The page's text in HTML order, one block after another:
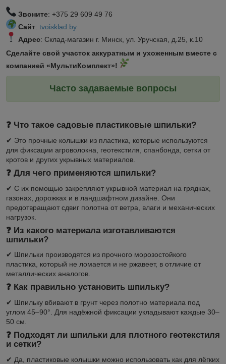
Звоните: +375 29 609 49 76
Сайт: tvoisklad.by
Адрес: Склад-магазин г. Минск, ул. Уручская, д.25, к.10
Сделайте свой участок аккуратным и ухоженным вместе с
компанией «МультиКомплект»!
Часто задаваемые вопросы
❓ Что такое садовые пластиковые шпильки?
✔ Это прочные колышки из пластика, которые используются
для фиксации агроволокна, геотекстиля, спанбонда, сетки от
кротов и других укрывных материалов.
❓ Для чего применяются шпильки?
✔ С их помощью закрепляют укрывной материал на грядках,
газонах, дорожках и в ландшафтном дизайне. Они
предотвращают сдвиг полотна от ветра, влаги и механических
нагрузок.
❓ Из какого материала изготавливаются
шпильки?
✔ Шпильки производятся из прочного морозостойкого
пластика, который не ломается и не ржавеет, в отличие от
металлических аналогов.
❓ Как правильно установить шпильку?
✔ Шпильку вбивают в грунт через полотно материала под
углом 45–90°. Для надёжной фиксации укладывают каждые 30–
50 см.
❓ Подходят ли шпильки для плотного геотекстиля
и сетки?
✔ Да, пластиковые колышки можно использовать как для лёгких